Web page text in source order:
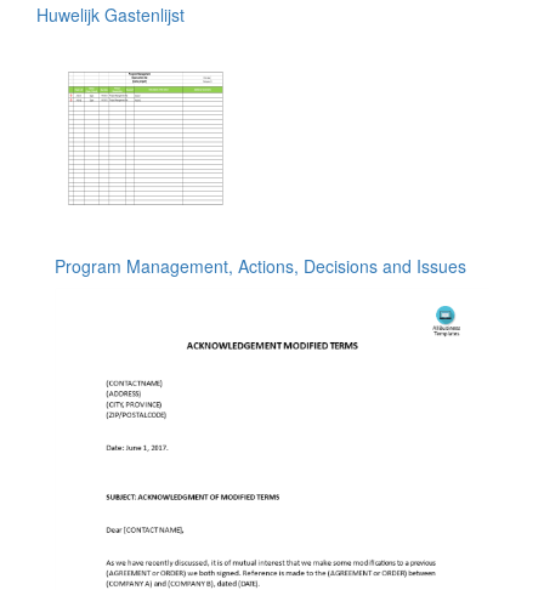
Huwelijk Gastenlijst
Program Management, Actions, Decisions and Issues